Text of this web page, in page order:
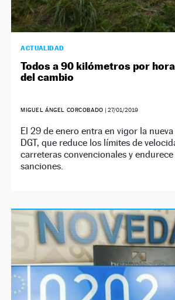
ACTUALIDAD
Todos a 90 kilómetros por
del cambio
MIGUEL ÁNGEL CORCOBADO |27/01/2019
El 29 de enero entra en vigor la
DGT, que reduce los límites de
carreteras convencionales y
sanciones.